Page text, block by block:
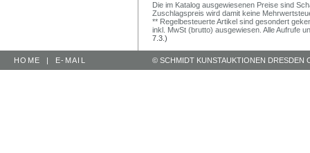
Die im Katalog ausgewiesenen Preise sind
Zuschlagspreis wird damit keine
** Regelbesteuerte Artikel sind gesondert
inkl. MwSt (brutto) ausgewiesen. Alle Aufrufe
7.3.)
HOME | E-MAIL © SCHMIDT KUNSTAUKTIONEN DRESDEN